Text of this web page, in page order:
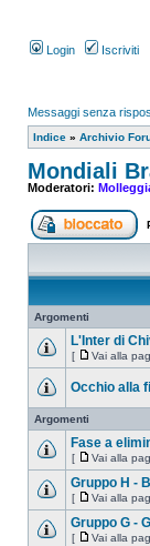
Login Iscriviti
Messaggi senza
Indice » Archivio
Mondiali
Moderatori:
Argomenti
L'Inter di
[ Vai alla
Occhio alla
Argomenti
Fase a
[ Vai alla
Gruppo H -
[ Vai alla
Gruppo G -
[ Vai alla